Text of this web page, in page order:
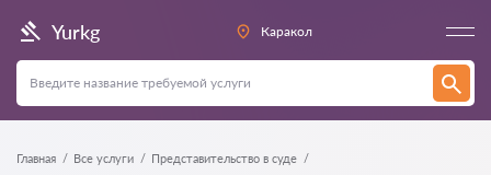
Yurkg Каракол
Главная Все услуги Представительство в суде